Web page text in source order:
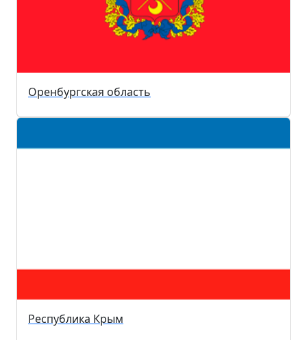
Оренбургская область
Республика Крым